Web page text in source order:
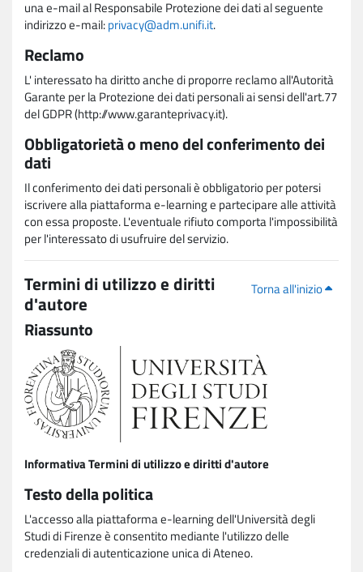
una e-mail al Responsabile Protezione dei dati al seguente
indirizzo e-mail:privacy@adm.unifi.it.
Reclamo
L' interessato ha diritto anche di proporre reclamo all'Autorità
Garante per la Protezione dei dati personali ai sensi dell'art.77
del GDPR (http://www.garanteprivacy.it).
Obbligatorietà o meno del conferimento dei
dati
Il conferimento dei dati personali è obbligatorio per potersi
iscrivere alla piattaforma e-learning e partecipare alle attività
con essa proposte. L'eventuale rifiuto comporta l'impossibilità
per l'interessato di usufruire del servizio.
Torna all'inizio
Termini di utilizzo e diritti
d'autore
Riassunto
Informativa Termini di utilizzo e diritti d'autore
Testo della politica
L'accesso alla piattaforma e-learning dell'Università degli
Studi di Firenze è consentito mediante l'utilizzo delle
credenziali di autenticazione unica di Ateneo.